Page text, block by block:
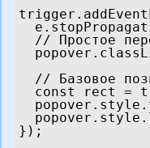
// Простое
// Базовое
const rect =
});